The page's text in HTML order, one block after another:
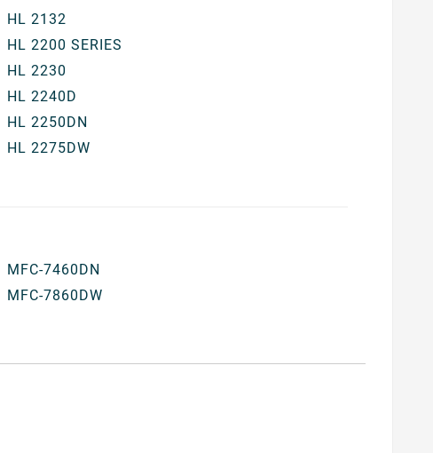
HL 2132
HL 2200 SERIES
HL 2230
HL 2240D
HL 2250DN
HL 2275DW
MFC-7460DN
MFC-7860DW